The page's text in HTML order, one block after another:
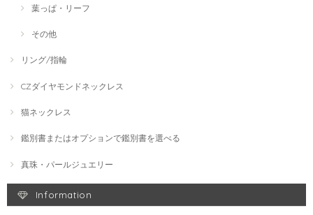
葉っぱ・リーフ
その他
リング/指輪
CZダイヤモンドネックレス
猫ネックレス
鑑別書またはオプションで鑑別書を選べる
真珠・パールジュエリー
Information